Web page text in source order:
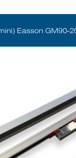
Easson GM90-